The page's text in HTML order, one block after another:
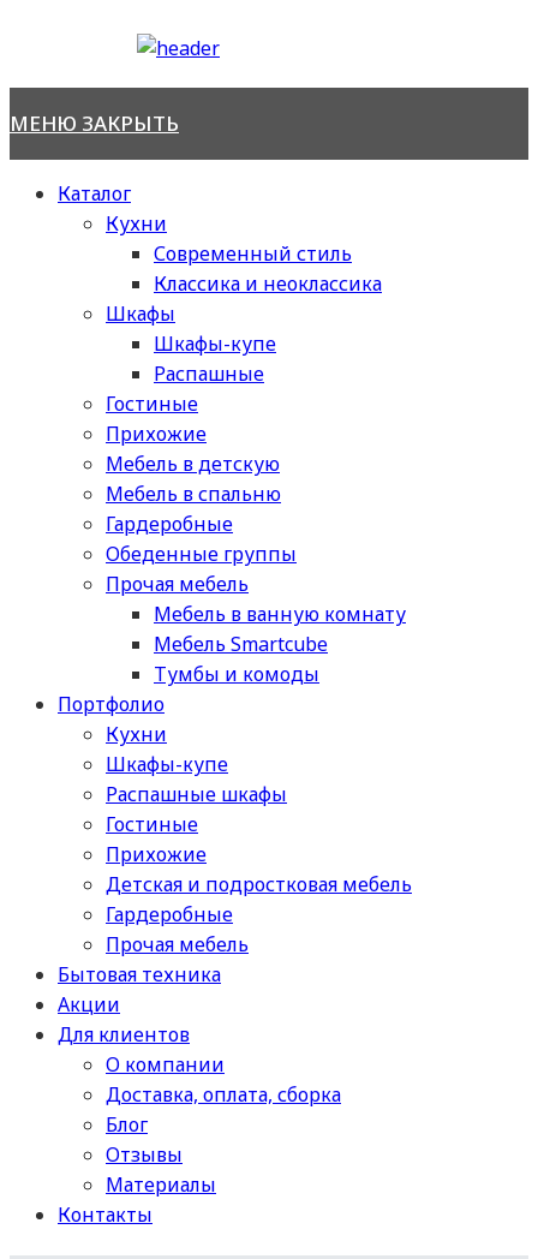
МЕНЮ ЗАКРЫТЬ
Каталог
Кухни
Современный стиль
Классика и неоклассика
Шкафы
Шкафы-купе
Распашные
Гостиные
Прихожие
Мебель в детскую
Мебель в спальню
Гардеробные
Обеденные группы
Прочая мебель
Мебель в ванную комнату
Мебель Smartcube
Тумбы и комоды
Портфолио
Кухни
Шкафы-купе
Распашные шкафы
Гостиные
Прихожие
Детская и подростковая мебель
Гардеробные
Прочая мебель
Бытовая техника
Акции
Для клиентов
О компании
Доставка, оплата, сборка
Блог
Отзывы
Материалы
Контакты